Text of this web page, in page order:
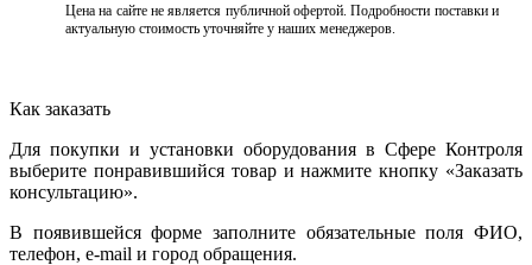
Цена на сайте не является публичной офертой. Подробности поставки и
актуальную стоимость уточняйте у наших менеджеров.
Как заказать
Для покупки и установки оборудования в Сфере Контроля
выберите понравившийся товар и нажмите кнопку «Заказать
консультацию».
В появившейся форме заполните обязательные поля ФИО,
телефон, e-mail и город обращения.